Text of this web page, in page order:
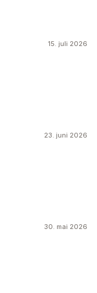
15. juli 2026
23. juni 2026
30. mai 2026